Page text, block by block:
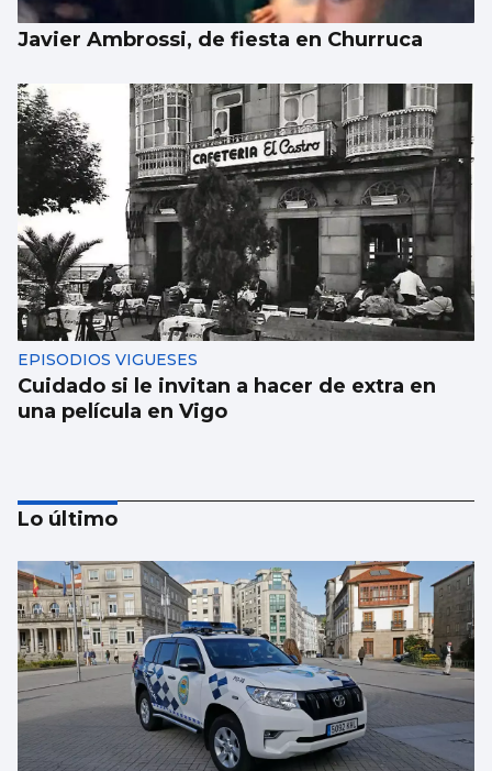
Javier Ambrossi, de fiesta en Churruca
EPISODIOS VIGUESES
Cuidado si le invitan a hacer de extra en
una película en Vigo
El Puerto pone en marcha el cambio del
“skyline” de Guixar
Lo último